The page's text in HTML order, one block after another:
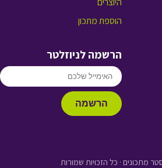
הוספת מתכון
הרשמה לניוזלטר
הרשמה